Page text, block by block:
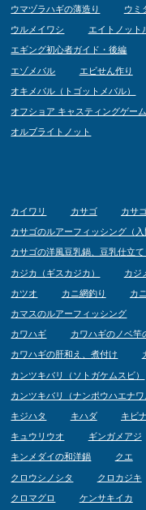
ウマヅラハギの薄造り ウミ
ウルメイワシ エイトノット
エギング初心者ガイド・後編
エゾメバル エビせん作り
オキメバル（トゴットメバル）
オフショア キャスティングゲー
オルブライトノット
カイワリ カサゴ カサ
カサゴのルアーフィッシング（入
カサゴの洋風豆乳鍋、豆乳仕立
カジカ（ギスカジカ） カジ
カツオ カニ網釣り カ
カマスのルアーフィッシング
カワハギ カワハギのノベ竿
カワハギの肝和え、煮付け
カンツキバリ（ソトガケムスビ）
カンツキバリ（ナンポウハエナワ
キジハタ キハダ キビ
キュウリウオ ギンガメアジ
キンメダイの和洋鍋 クエ
クロウシノシタ クロカジキ
クロマグロ ケンサキイカ